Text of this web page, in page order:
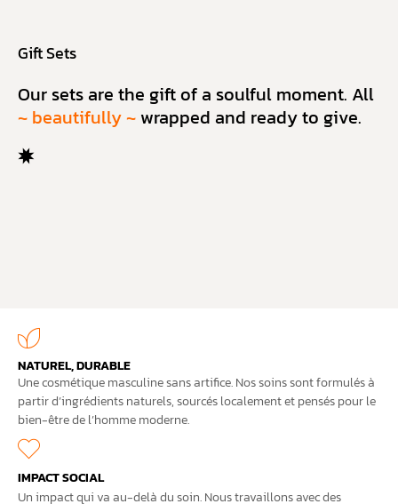
Gift Sets
Our sets are the gift of a soulful moment. All
~ beautifully ~ wrapped and ready to give.
NATUREL, DURABLE
Une cosmétique masculine sans artifice. Nos soins sont formulés à
partir d’ingrédients naturels, sourcés localement et pensés pour le
bien-être de l’homme moderne.
IMPACT SOCIAL
Un impact qui va au-delà du soin. Nous travaillons avec des